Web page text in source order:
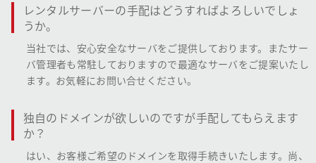
レンタルサーバーの手配はどうすればよろしいでしょ
うか。
当社では、安心安全なサーバをご提供しております。またサー
バ管理者も常駐しておりますので最適なサーバをご提案いたし
ます。お気軽にお問い合せください。
独自のドメインが欲しいのですが手配してもらえます
か？
はい、お客様ご希望のドメインを取得手続きいたします。尚、